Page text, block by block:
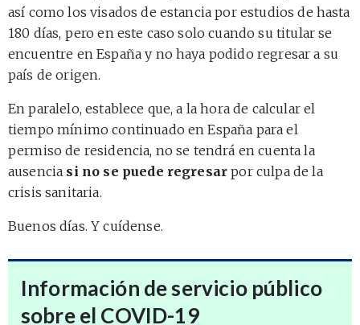
así como los visados de estancia por estudios de hasta
180 días, pero en este caso solo cuando su titular se
encuentre en España y no haya podido regresar a su
país de origen.
En paralelo, establece que, a la hora de calcular el
tiempo mínimo continuado en España para el
permiso de residencia, no se tendrá en cuenta la
ausencia si no se puede regresar por culpa de la
crisis sanitaria.
Buenos días. Y cuídense.
Información de servicio público
sobre el COVID-19